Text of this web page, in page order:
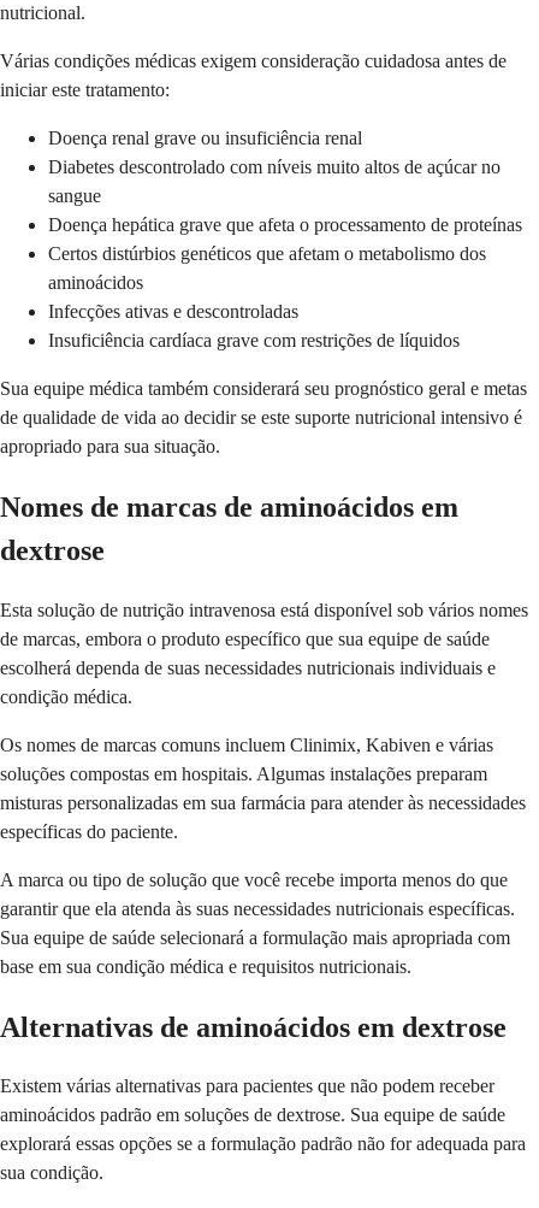
nutricional.
Várias condições médicas exigem consideração cuidadosa antes de
iniciar este tratamento:
Doença renal grave ou insuficiência renal
Diabetes descontrolado com níveis muito altos de açúcar no
sangue
Doença hepática grave que afeta o processamento de proteínas
Certos distúrbios genéticos que afetam o metabolismo dos
aminoácidos
Infecções ativas e descontroladas
Insuficiência cardíaca grave com restrições de líquidos
Sua equipe médica também considerará seu prognóstico geral e metas
de qualidade de vida ao decidir se este suporte nutricional intensivo é
apropriado para sua situação.
Nomes de marcas de aminoácidos em
dextrose
Esta solução de nutrição intravenosa está disponível sob vários nomes
de marcas, embora o produto específico que sua equipe de saúde
escolherá dependa de suas necessidades nutricionais individuais e
condição médica.
Os nomes de marcas comuns incluem Clinimix, Kabiven e várias
soluções compostas em hospitais. Algumas instalações preparam
misturas personalizadas em sua farmácia para atender às necessidades
específicas do paciente.
A marca ou tipo de solução que você recebe importa menos do que
garantir que ela atenda às suas necessidades nutricionais específicas.
Sua equipe de saúde selecionará a formulação mais apropriada com
base em sua condição médica e requisitos nutricionais.
Alternativas de aminoácidos em dextrose
Existem várias alternativas para pacientes que não podem receber
aminoácidos padrão em soluções de dextrose. Sua equipe de saúde
explorará essas opções se a formulação padrão não for adequada para
sua condição.